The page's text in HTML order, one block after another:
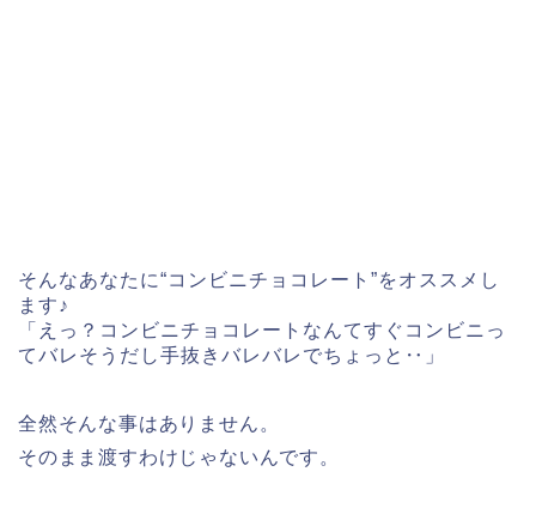
そんなあなたに“コンビニチョコレート”をオススメし
ます♪
「えっ？コンビニチョコレートなんてすぐコンビニっ
てバレそうだし手抜きバレバレでちょっと‥」
全然そんな事はありません。
そのまま渡すわけじゃないんです。